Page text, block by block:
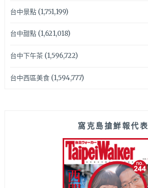
台中景點(1,751,199)
台中甜點(1,621,018)
台中下午茶(1,596,722)
台中西區美食(1,594,777)
窩克島搶鮮報代表